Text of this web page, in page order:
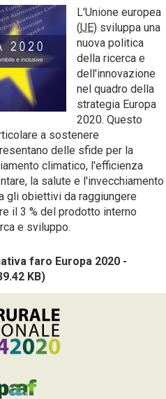
L'Unione europea
(UE) sviluppa una
nuova politica
della ricerca e
dell'innovazione
nel quadro della
strategia Europa
2020. Questo
a sostenere
delle sfide per la
climatico, l'efficienza
la salute e l'invecchiamento
gli obiettivi da raggiungere
il 3 % del prodotto interno
e sviluppo.
faro Europa 2020 -
KB)